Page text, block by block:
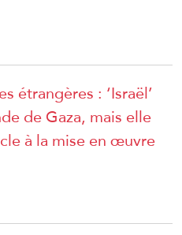
étrangères : ‘Israël’
de Gaza, mais elle
à la mise en œuvre